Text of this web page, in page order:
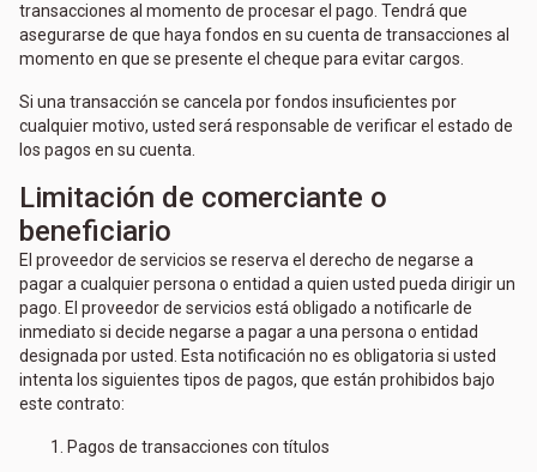
transacciones al momento de procesar el pago. Tendrá que
asegurarse de que haya fondos en su cuenta de transacciones al
momento en que se presente el cheque para evitar cargos.
Si una transacción se cancela por fondos insuficientes por
cualquier motivo, usted será responsable de verificar el estado de
los pagos en su cuenta.
Limitación de comerciante o
beneficiario
El proveedor de servicios se reserva el derecho de negarse a
pagar a cualquier persona o entidad a quien usted pueda dirigir un
pago. El proveedor de servicios está obligado a notificarle de
inmediato si decide negarse a pagar a una persona o entidad
designada por usted. Esta notificación no es obligatoria si usted
intenta los siguientes tipos de pagos, que están prohibidos bajo
este contrato:
Pagos de transacciones con títulos